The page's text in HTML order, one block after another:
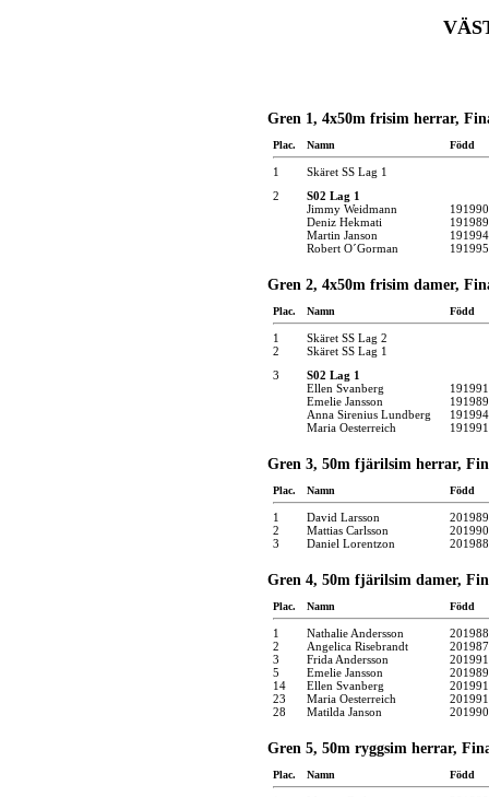
Gren 1, 4x50m frisim herrar,
Plac. Namn Född
1
Skäret SS Lag 1
2
S02 Lag 1
Jimmy Weidmann
191990
Deniz Hekmati
191989
Martin Janson
191994
Robert O´Gorman
191995
Gren 2, 4x50m frisim damer,
Plac. Namn Född
1
Skäret SS Lag 2
2
Skäret SS Lag 1
3
S02 Lag 1
Ellen Svanberg
191991
Emelie Jansson
191989
Anna Sirenius Lundberg
191994
Maria Oesterreich
191991
Gren 3, 50m fjärilsim herrar,
Plac. Namn Född
1 David Larsson
201989
2
Mattias Carlsson
201990
3
Daniel Lorentzon 201988
Gren 4, 50m fjärilsim damer,
Plac. Namn Född
1 Nathalie Andersson
201988
2
Angelica Risebrandt
201987
3
Frida Andersson
201991
5
Emelie Jansson
201989
14
Ellen Svanberg
201991
23
Maria Oesterreich
201991
28
Matilda Janson 201990
Gren 5, 50m ryggsim herrar,
Plac. Namn Född